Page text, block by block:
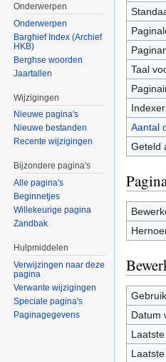
Taal
Aantal
Geteld
Datum
Onderwerpen
Onderwerpen
Barghief Index (Archief
HKB)
Berghse woorden
Jaartallen
Wijzigingen
Nieuwe pagina's
Nieuwe bestanden
Recente wijzigingen
Bijzondere pagina's
Alle pagina's
Beginnetjes
Willekeurige pagina
Zandbak
Hulpmiddelen
Verwijzingen naar deze
pagina
Verwante wijzigingen
Speciale pagina's
Paginagegevens